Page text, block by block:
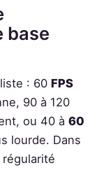
base
: 60 FPS
90 à 120
ou 40 à 60
lourde. Dans